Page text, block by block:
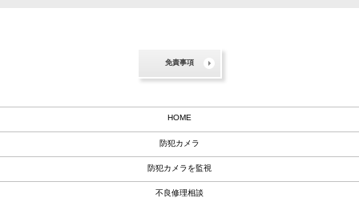
免責事項
HOME
防犯カメラ
防犯カメラを監視
不良修理相談